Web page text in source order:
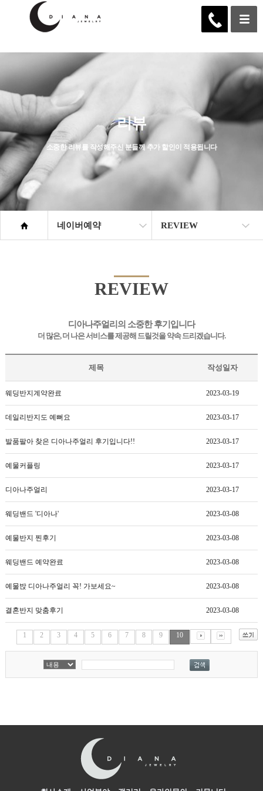
리뷰
소중한 리뷰를 작성해주신 분들께 추가 할인이 적용됩니다
네이버예약 REVIEW
REVIEW
디아나주얼리의 소중한 후기입니다
더 많은, 더 나은 서비스를 제공해 드릴것을 약속 드리겠습니다.
제목 작성일자
웨딩반지계약완료 2023-03-19
데일리반지도 예뻐요 2023-03-17
발품팔아 찾은 디아나주얼리 후기입니다!! 2023-03-17
예물커플링 2023-03-17
디아나주얼리 2023-03-17
웨딩밴드 '디아나' 2023-03-08
예물반지 찐후기 2023-03-08
웨딩밴드 예약완료 2023-03-08
예물밙 디아나주얼리 꼭! 가보세요~ 2023-03-08
결혼반지 맞춤후기 2023-03-08
1 2 3 4 5 6 7 8 9 10